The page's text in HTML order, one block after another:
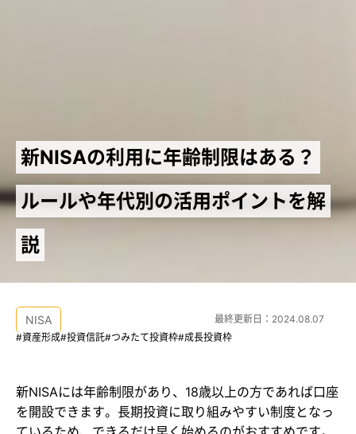
新NISAの利用に年齢制限はある？
ルールや年代別の活用ポイントを解
説
NISA
#資産形成#投資信託#つみたて投資枠#成長投資枠
最終更新日： 2024.08.07
新NISAには年齢制限があり、18歳以上の方であれば口座
を開設できます。長期投資に取り組みやすい制度となっ